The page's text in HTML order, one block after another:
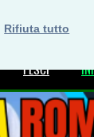
Rifiuta tutto
PESCI